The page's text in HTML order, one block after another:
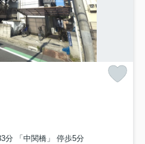
分 「中関橋」 停歩5分